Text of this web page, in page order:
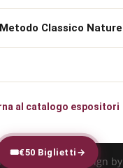
Classico Nature
al catalogo espositori
02616540973 - design by
🎟€50 Biglietti →